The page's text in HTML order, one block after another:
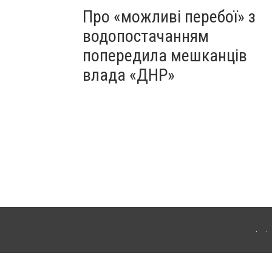
Про «можливі перебої» з
водопостачанням
попередила мешканців
влада «ДНР»